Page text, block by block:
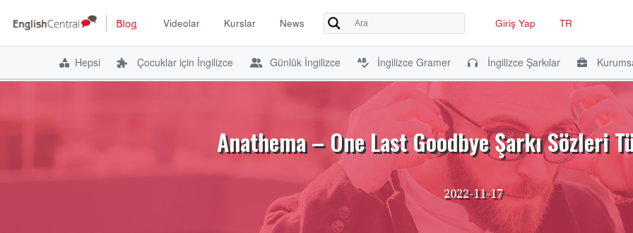
Videolar Kurslar News Giriş Yap TR
Hepsi Çocuklar için İngilizce Günlük İngilizce İngilizce Gramer İngilizce Şarkılar
Anathema – One Last Goodbye Şarkı Sözleri
2022-11-17